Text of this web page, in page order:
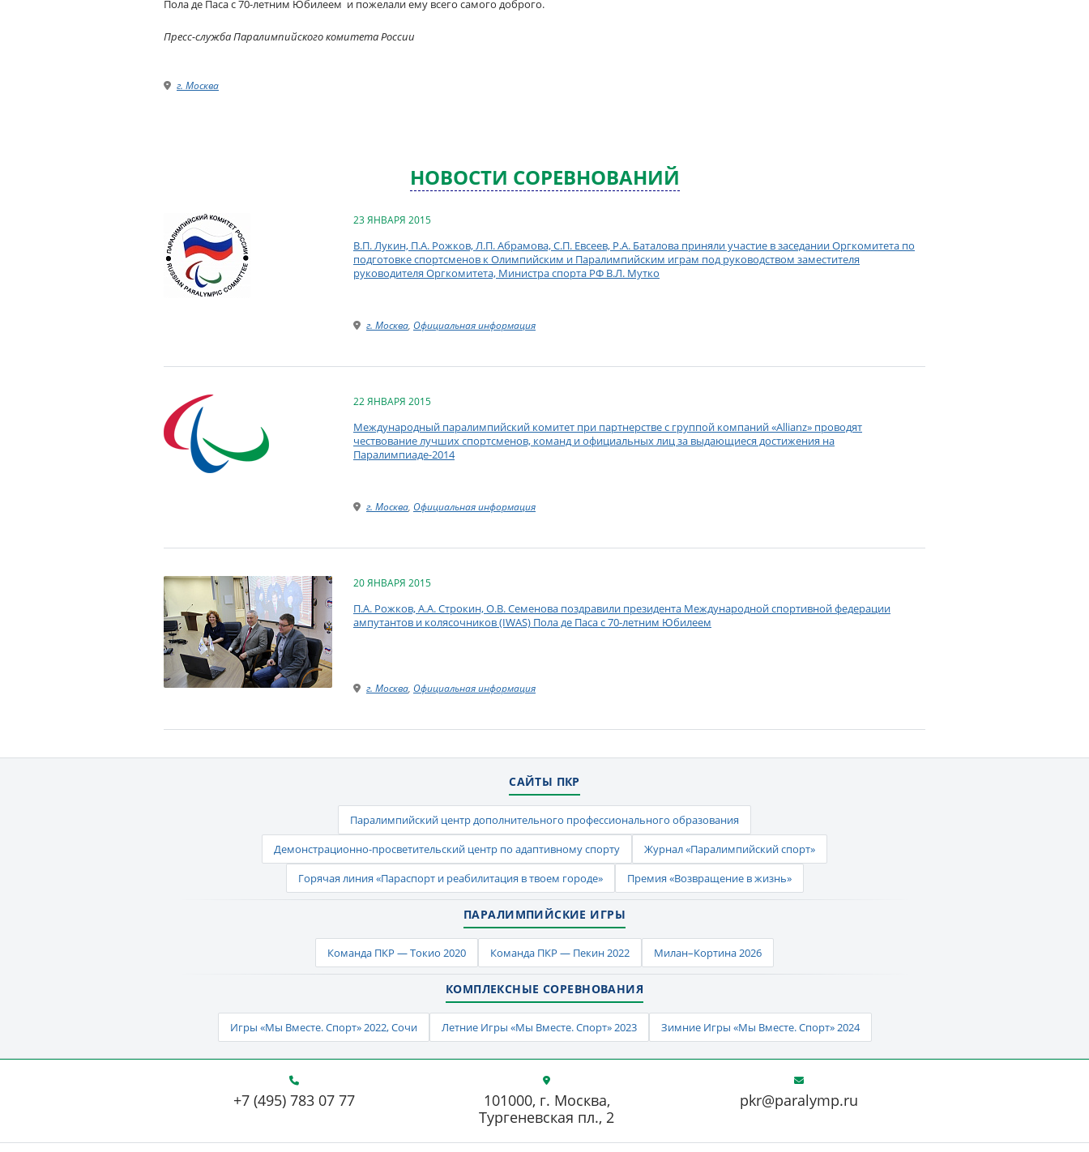
Пола де Паса с 70-летним Юбилеем и пожелали ему всего самого доброго.
Пресс-служба Паралимпийского комитета России
г. Москва
НОВОСТИ СОРЕВНОВАНИЙ
23 ЯНВАРЯ 2015
В.П. Лукин, П.А. Рожков, Л.П. Абрамова, С.П. Евсеев, Р.А. Баталова приняли участие в заседании Оргкомитета по
подготовке спортсменов к Олимпийским и Паралимпийским играм под руководством заместителя
руководителя Оргкомитета, Министра спорта РФ В.Л. Мутко
г. Москва, Официальная информация
22 ЯНВАРЯ 2015
Международный паралимпийский комитет при партнерстве с группой компаний «Allianz» проводят
чествование лучших спортсменов, команд и официальных лиц за выдающиеся достижения на
Паралимпиаде-2014
г. Москва, Официальная информация
20 ЯНВАРЯ 2015
П.А. Рожков, А.А. Строкин, О.В. Семенова поздравили президента Международной спортивной федерации
ампутантов и колясочников (IWAS) Пола де Паса с 70-летним Юбилеем
г. Москва, Официальная информация
САЙТЫ ПКР
Паралимпийский центр дополнительного профессионального образования
Демонстрационно-просветительский центр по адаптивному спорту
Журнал «Паралимпийский спорт»
Горячая линия «Параспорт и реабилитация в твоем городе»
Премия «Возвращение в жизнь»
ПАРАЛИМПИЙСКИЕ ИГРЫ
Команда ПКР — Токио 2020 Команда ПКР — Пекин 2022 Милан–Кортина 2026
КОМПЛЕКСНЫЕ СОРЕВНОВАНИЯ
Игры «Мы Вместе. Спорт» 2022, Сочи Летние Игры «Мы Вместе. Спорт» 2023 Зимние Игры «Мы Вместе. Спорт» 2024
+7 (495) 783 07 77 pkr@paralymp.ru
101000, г. Москва,
Тургеневская пл., 2